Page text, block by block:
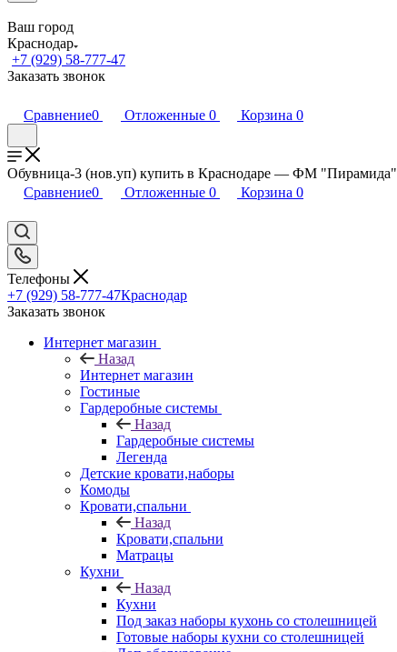
Ваш город
Краснодар
+7 (929) 58-777-47
Заказать звонок
Сравнение0 Отложенные 0 Корзина 0
Обувница-3 (нов.уп) купить в Краснодаре — ФМ "Пирамида"
Сравнение0 Отложенные 0 Корзина 0
Телефоны
+7 (929) 58-777-47Краснодар
Заказать звонок
Интернет магазин
Назад
Интернет магазин
Гостиные
Гардеробные системы
Назад
Гардеробные системы
Легенда
Детские кровати,наборы
Комоды
Кровати,спальни
Назад
Кровати,спальни
Матрацы
Кухни
Назад
Кухни
Под заказ наборы кухонь со столешницей
Готовые наборы кухни со столешницей